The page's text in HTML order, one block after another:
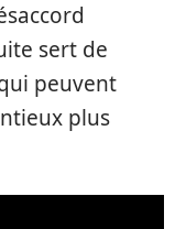
sert de
peuvent
plus